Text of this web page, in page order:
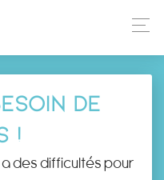
de
!
a des difficultés pour